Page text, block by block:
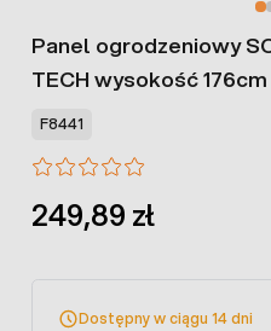
Panel ogrodzeniowy
TECH wysokość 176cm
F8441
249,89 zł
Dostępny w ciągu 14 dni